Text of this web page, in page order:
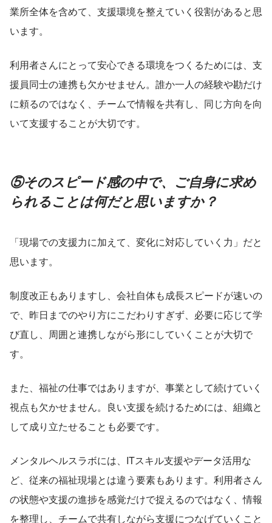
業所全体を含めて、支援環境を整えていく役割があると思
います。
利用者さんにとって安心できる環境をつくるためには、支
援員同士の連携も欠かせません。誰か一人の経験や勘だけ
に頼るのではなく、チームで情報を共有し、同じ方向を向
いて支援することが大切です。
⑤そのスピード感の中で、ご自身に求め
られることは何だと思いますか？
「現場での支援力に加えて、変化に対応していく力」だと
思います。
制度改正もありますし、会社自体も成長スピードが速いの
で、昨日までのやり方にこだわりすぎず、必要に応じて学
び直し、周囲と連携しながら形にしていくことが大切で
す。
また、福祉の仕事ではありますが、事業として続けていく
視点も欠かせません。良い支援を続けるためには、組織と
して成り立たせることも必要です。
メンタルヘルスラボには、ITスキル支援やデータ活用な
ど、従来の福祉現場とは違う要素もあります。利用者さん
の状態や支援の進捗を感覚だけで捉えるのではなく、情報
を整理し、チームで共有しながら支援につなげていくこと